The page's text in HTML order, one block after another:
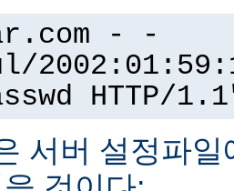
- -
HTTP/
서버 설정파